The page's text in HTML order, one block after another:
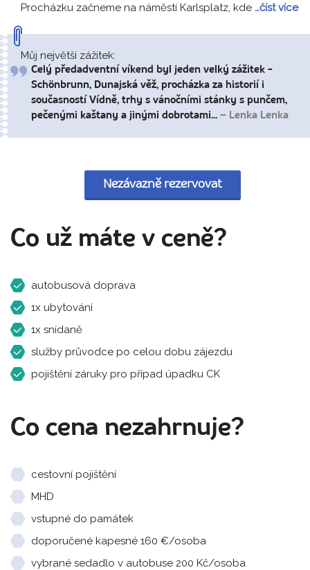
Procházku začneme na náměstí Karlsplatz, kde …číst více
Můj největší zážitek:
Celý předadventní víkend byl jeden velký zážitek -
Schönbrunn, Dunajská věž, procházka za historií i
současností Vídně, trhy s vánočními stánky s punčem,
pečenými kaštany a jinými dobrotami... – Lenka Lenka
Nezávazně rezervovat
Co už máte v ceně?
autobusová doprava
1x ubytování
1x snídaně
služby průvodce po celou dobu zájezdu
pojištění záruky pro případ úpadku CK
Co cena nezahrnuje?
cestovní pojištění
MHD
vstupné do památek
doporučené kapesné 160 €/osoba
vybrané sedadlo v autobuse 200 Kč/osoba